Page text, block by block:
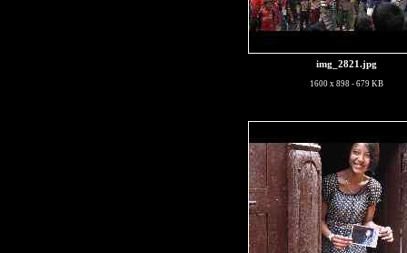
img_2821.jpg
1600 x 898 - 679 KB